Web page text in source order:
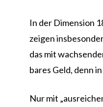
In der Dimension
zeigen
das mit
bares Geld, denn
Nur mit